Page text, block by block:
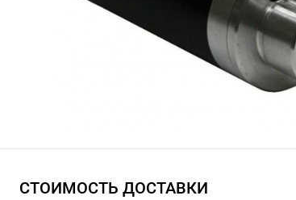
СТОИМОСТЬ ДОСТАВКИ